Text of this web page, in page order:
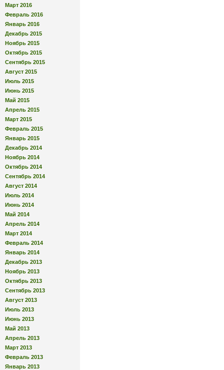
Март 2016
Февраль 2016
Январь 2016
Декабрь 2015
Ноябрь 2015
Октябрь 2015
Сентябрь 2015
Август 2015
Июль 2015
Июнь 2015
Май 2015
Апрель 2015
Март 2015
Февраль 2015
Январь 2015
Декабрь 2014
Ноябрь 2014
Октябрь 2014
Сентябрь 2014
Август 2014
Июль 2014
Июнь 2014
Май 2014
Апрель 2014
Март 2014
Февраль 2014
Январь 2014
Декабрь 2013
Ноябрь 2013
Октябрь 2013
Сентябрь 2013
Август 2013
Июль 2013
Июнь 2013
Май 2013
Апрель 2013
Март 2013
Февраль 2013
Январь 2013